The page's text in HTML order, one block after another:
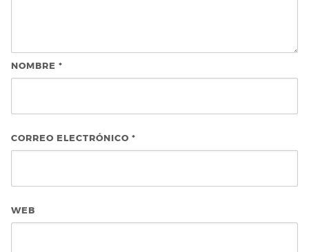
NOMBRE *
CORREO ELECTRÓNICO *
WEB